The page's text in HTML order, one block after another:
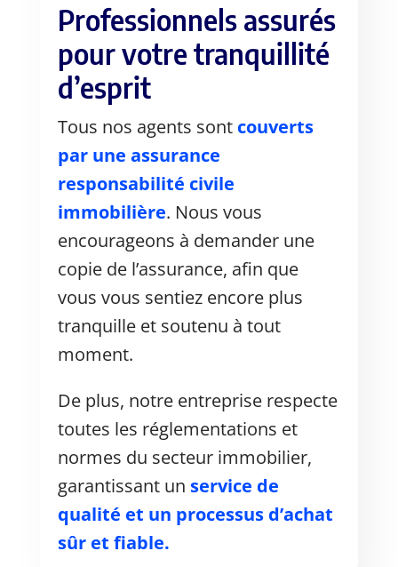
Professionnels assurés
pour votre tranquillité
d’esprit
Tous nos agents sont couverts
par une assurance
responsabilité civile
immobilière. Nous vous
encourageons à demander une
copie de l’assurance, afin que
vous vous sentiez encore plus
tranquille et soutenu à tout
moment.
De plus, notre entreprise respecte
toutes les réglementations et
normes du secteur immobilier,
garantissant un service de
qualité et un processus d’achat
sûr et fiable.